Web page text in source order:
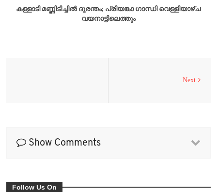
കള്ളാ‌ടി മണ്ണിടിച്ചിൽ ദുരന്തം; പ്രിയങ്കാ ഗാന്ധി വെള്ളിയാഴ്ച
വയനാട്ടിലെത്തും
Next
Show Comments
Follow Us On